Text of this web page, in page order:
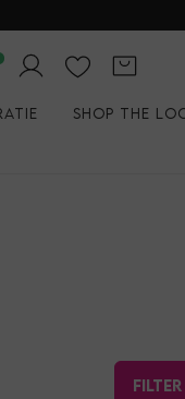
Shop the
filter